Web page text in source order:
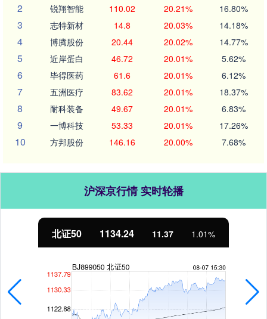
2 锐翔智能 110.02 20.21% 16.80%
3 志特新材 14.8 20.03% 14.18%
4 博腾股份 20.44 20.02% 14.77%
5 近岸蛋白 46.72 20.01% 5.62%
6 毕得医药 61.6 20.01% 6.12%
7 五洲医疗 83.62 20.01% 18.37%
8 耐科装备 49.67 20.01% 6.83%
9 一博科技 53.33 20.01% 17.26%
10 方邦股份 146.16 20.00% 7.68%
沪深京行情 实时轮播
北证50 1134.24 11.37 1.01%